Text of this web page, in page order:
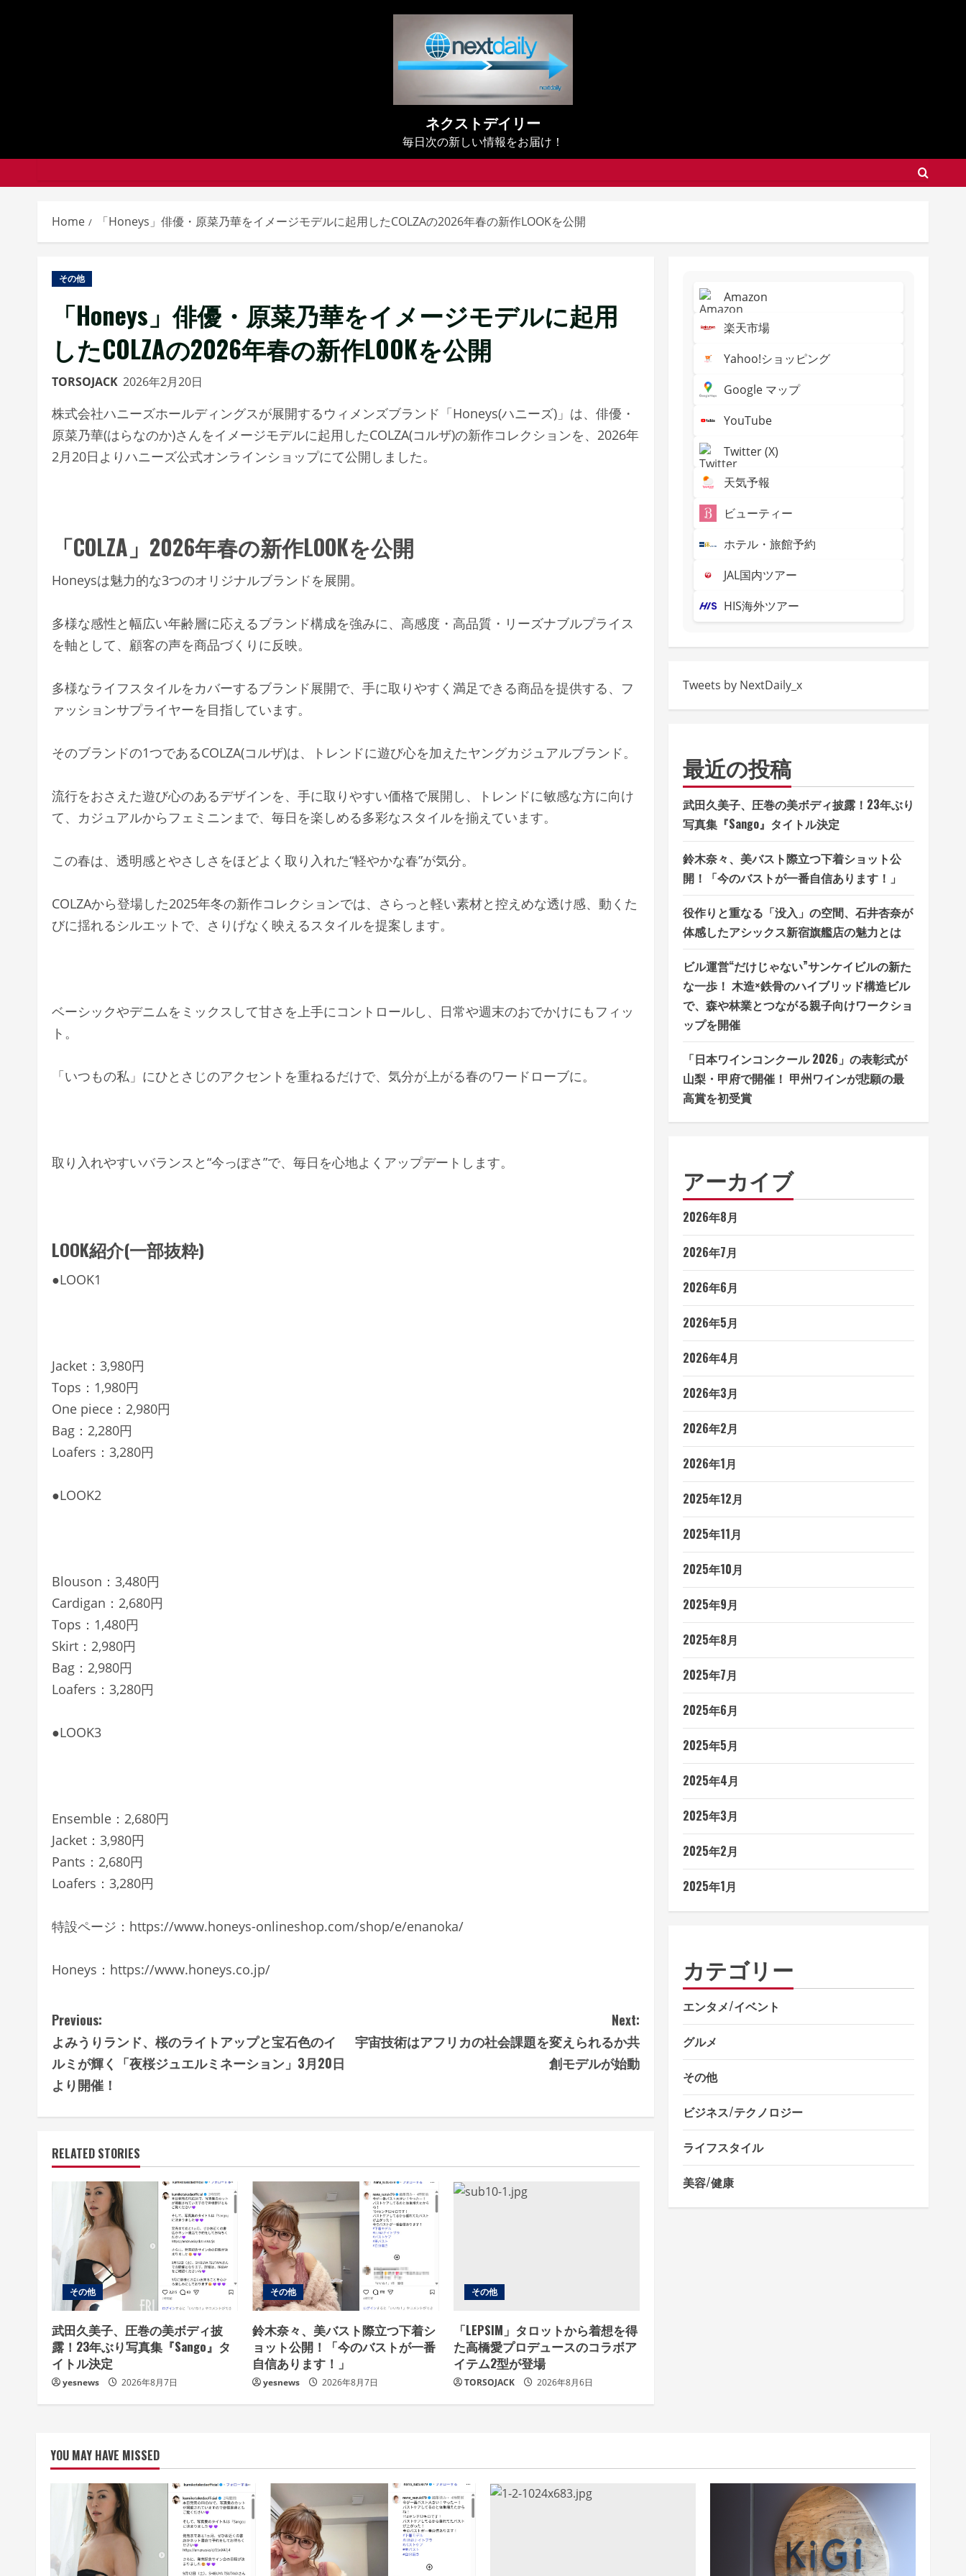
ネクストデイリー
毎日次の新しい情報をお届け！
Home 「Honeys」俳優・原菜乃華をイメージモデルに起用したCOLZAの2026年春の新作LOOKを公開
その他
「Honeys」俳優・原菜乃華をイメージモデルに起用
したCOLZAの2026年春の新作LOOKを公開
TORSOJACK 2026年2月20日
株式会社ハニーズホールディングスが展開するウィメンズブランド「Honeys(ハニーズ)」は、俳優・
原菜乃華(はらなのか)さんをイメージモデルに起用したCOLZA(コルザ)の新作コレクションを、2026年
2月20日よりハニーズ公式オンラインショップにて公開しました。
「COLZA」2026年春の新作LOOKを公開
Honeysは魅力的な3つのオリジナルブランドを展開。
多様な感性と幅広い年齢層に応えるブランド構成を強みに、高感度・高品質・リーズナブルプライス
を軸として、顧客の声を商品づくりに反映。
多様なライフスタイルをカバーするブランド展開で、手に取りやすく満足できる商品を提供する、フ
ァッションサプライヤーを目指しています。
そのブランドの1つであるCOLZA(コルザ)は、トレンドに遊び心を加えたヤングカジュアルブランド。
流行をおさえた遊び心のあるデザインを、手に取りやすい価格で展開し、トレンドに敏感な方に向け
て、カジュアルからフェミニンまで、毎日を楽しめる多彩なスタイルを揃えています。
この春は、透明感とやさしさをほどよく取り入れた“軽やかな春”が気分。
COLZAから登場した2025年冬の新作コレクションでは、さらっと軽い素材と控えめな透け感、動くた
びに揺れるシルエットで、さりげなく映えるスタイルを提案します。
ベーシックやデニムをミックスして甘さを上手にコントロールし、日常や週末のおでかけにもフィッ
ト。
「いつもの私」にひとさじのアクセントを重ねるだけで、気分が上がる春のワードローブに。
取り入れやすいバランスと“今っぽさ”で、毎日を心地よくアップデートします。
LOOK紹介(一部抜粋)
●LOOK1
Jacket：3,980円
Tops：1,980円
One piece：2,980円
Bag：2,280円
Loafers：3,280円
●LOOK2
Blouson：3,480円
Cardigan：2,680円
Tops：1,480円
Skirt：2,980円
Bag：2,980円
Loafers：3,280円
●LOOK3
Ensemble：2,680円
Jacket：3,980円
Pants：2,680円
Loafers：3,280円
特設ページ：https://www.honeys-onlineshop.com/shop/e/enanoka/
Honeys：https://www.honeys.co.jp/
C
o
n
t
i
n
R
e
a
d
i
n
g
Previous:
よみうりランド、桜のライトアップと宝石色のイ
ルミが輝く「夜桜ジュエルミネーション」3月20日
より開催！
Next:
宇宙技術はアフリカの社会課題を変えられるか共
創モデルが始動
RELATED STORIES
その他
武田久美子、圧巻の美ボディ披
露！23年ぶり写真集『Sango』タ
イトル決定
yesnews 2026年8月7日
その他
鈴木奈々、美バスト際立つ下着シ
ョット公開！「今のバストが一番
自信あります！」
yesnews 2026年8月7日
その他
「LEPSIM」タロットから着想を得
た高橋愛プロデュースのコラボア
イテム2型が登場
TORSOJACK 2026年8月6日
Amazon
楽天市場
Yahoo!ショッピング
Google マップ
YouTube
Twitter (X)
天気予報
ビューティー
ホテル・旅館予約
JAL国内ツアー
HIS海外ツアー
Tweets by NextDaily_x
最近の投稿
武田久美子、圧巻の美ボディ披露！23年ぶり
写真集『Sango』タイトル決定
鈴木奈々、美バスト際立つ下着ショット公
開！「今のバストが一番自信あります！」
役作りと重なる「没入」の空間、石井杏奈が
体感したアシックス新宿旗艦店の魅力とは
ビル運営“だけじゃない”サンケイビルの新た
な一歩！ 木造×鉄骨のハイブリッド構造ビル
で、森や林業とつながる親子向けワークショ
ップを開催
「日本ワインコンクール 2026」の表彰式が
山梨・甲府で開催！ 甲州ワインが悲願の最
高賞を初受賞
アーカイブ
2026年8月
2026年7月
2026年6月
2026年5月
2026年4月
2026年3月
2026年2月
2026年1月
2025年12月
2025年11月
2025年10月
2025年9月
2025年8月
2025年7月
2025年6月
2025年5月
2025年4月
2025年3月
2025年2月
2025年1月
カテゴリー
エンタメ/イベント
グルメ
その他
ビジネス/テクノロジー
ライフスタイル
美容/健康
YOU MAY HAVE MISSED